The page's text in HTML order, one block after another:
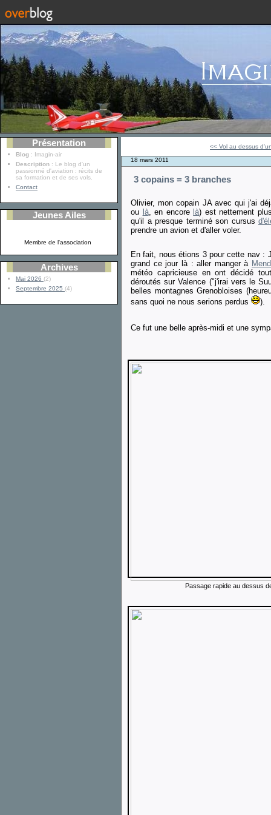
Présentation
Blog : Imagin-air
Description : Le blog d'un
passionné d'aviation : récits de
sa formation et de ses vols.
Contact
Jeunes Ailes
Membre de l'association
Archives
Mai 2026 (2)
Septembre 2025 (4)
<< Vol au dessus
18 mars 2011
3 copains = 3 branches
Olivier, mon copain JA avec qui j'ai
ou là, en encore là) est nettement
qu'il a presque terminé son cursus
prendre un avion et d'aller voler.
En fait, nous étions 3 pour cette nav :
grand ce jour là : aller manger à
météo capricieuse en ont décidé
déroutés sur Valence ("j'irai vers le
belles montagnes Grenobloises
sans quoi ne nous serions perdus
).
Ce fut une belle après-midi et une
Passage rapide au dessus